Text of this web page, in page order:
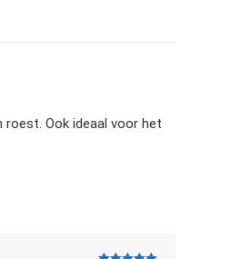
Ook ideaal voor het